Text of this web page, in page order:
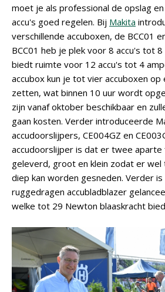
moet je als professional de opslag
accu's goed regelen. Bij Makita
verschillende accuboxen, de BCC01
BCC01 heb je plek voor 8 accu's tot
biedt ruimte voor 12 accu's tot 4
accubox kun je tot vier accuboxen
zetten, wat binnen 10 uur wordt
zijn vanaf oktober beschikbaar en
gaan kosten. Verder introduceerde
accudoorslijpers, CE004GZ en
accudoorslijper is dat er twee
geleverd, groot en klein zodat er
diep kan worden gesneden. Verder
ruggedragen accubladblazer
welke tot 29 Newton blaaskracht